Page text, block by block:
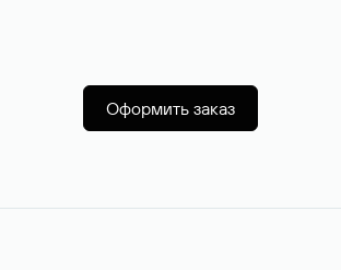
Оформить заказ